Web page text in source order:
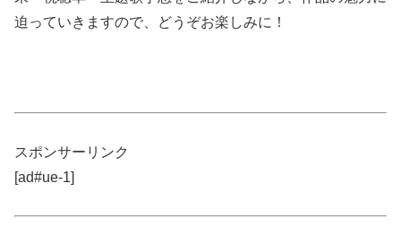
迫っていきますので、どうぞお楽しみに！
スポンサーリンク
[ad#ue-1]